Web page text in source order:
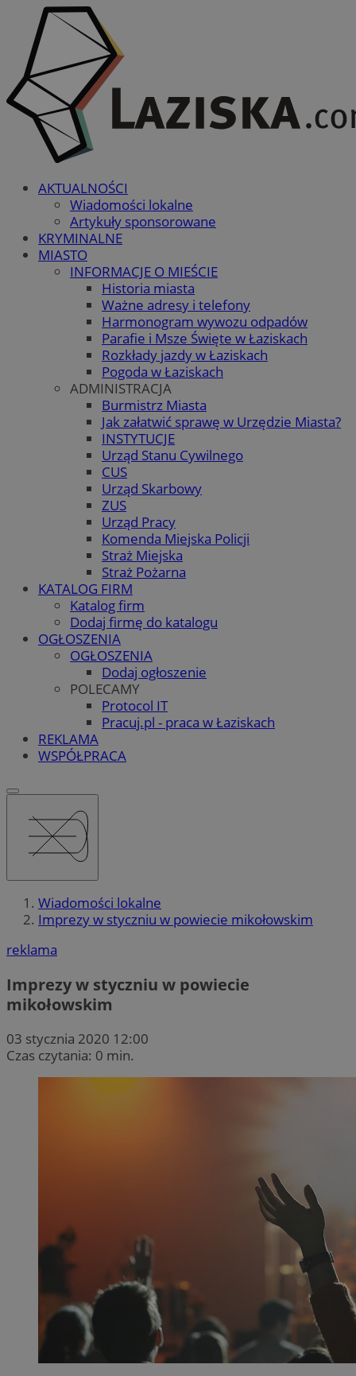
AKTUALNOŚCI
Wiadomości lokalne
Artykuły sponsorowane
KRYMINALNE
MIASTO
INFORMACJE O MIEŚCIE
Historia miasta
Ważne adresy i telefony
Harmonogram wywozu odpadów
Parafie i Msze Święte w Łaziskach
Rozkłady jazdy w Łaziskach
Pogoda w Łaziskach
ADMINISTRACJA
Burmistrz Miasta
Jak załatwić sprawę w Urzędzie Miasta?
INSTYTUCJE
Urząd Stanu Cywilnego
CUS
Urząd Skarbowy
ZUS
Urząd Pracy
Komenda Miejska Policji
Straż Miejska
Straż Pożarna
KATALOG FIRM
Katalog firm
Dodaj firmę do katalogu
OGŁOSZENIA
OGŁOSZENIA
Dodaj ogłoszenie
POLECAMY
Protocol IT
Pracuj.pl - praca w Łaziskach
REKLAMA
WSPÓŁPRACA
Wiadomości lokalne
Imprezy w styczniu w powiecie mikołowskim
reklama
Imprezy w styczniu w powiecie
mikołowskim
03 stycznia 2020 12:00
Czas czytania: 0 min.